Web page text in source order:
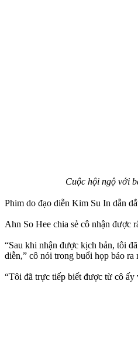
Cuộc hội ngộ với
Phim do đạo diễn Kim Su In dẫn
Ahn So Hee chia sẻ cô nhận được
“Sau khi nhận được kịch bản, tôi
diễn,” cô nói trong buổi họp báo ra
“Tôi đã trực tiếp biết được từ cô ấy